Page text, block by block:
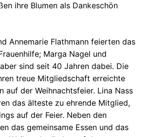
ihre Blumen als Dankeschön
Annemarie Flathmann feierten das
Marga Nagel und
sind seit 40 Jahren dabei. Die
treue Mitgliedschaft erreichte
auf der Weihnachtsfeier. Lina Nass
das älteste zu ehrende Mitglied,
auf der Feier. Neben den
das gemeinsame Essen und das